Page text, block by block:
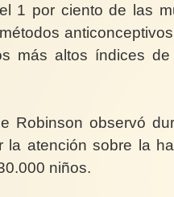
1 por ciento de las
más altos índices de
Robinson observó
la atención sobre la
niños.